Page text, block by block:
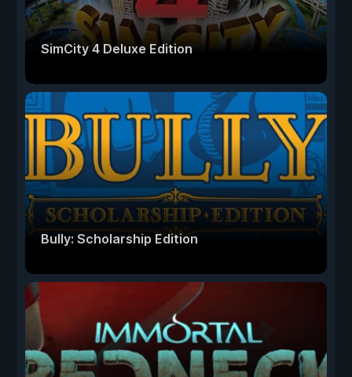
SimCity 4 Deluxe Edition
Bully: Scholarship Edition